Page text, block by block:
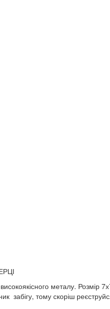
металу. Розмір
забігу, тому скоріш